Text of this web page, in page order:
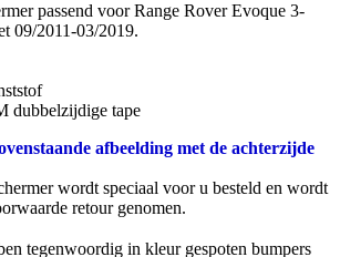
passend voor Range Rover Evoque 3-
09/2011-03/2019.
dubbelzijdige tape
afbeelding met de achterzijde
wordt speciaal voor u besteld en wordt
retour genomen.
tegenwoordig in kleur gespoten bumpers